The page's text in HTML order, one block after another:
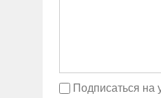
Подписаться на